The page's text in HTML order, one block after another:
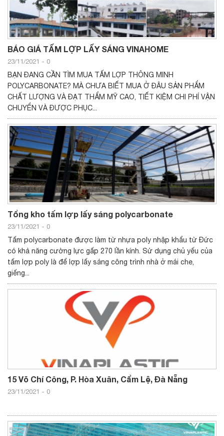
BÁO GIÁ TẤM LỢP LẤY SÁNG VINAHOME
23/11/2021 - 0
BẠN ĐANG CẦN TÌM MUA TẤM LỢP THÔNG MINH
POLYCARBONATE? MÀ CHƯA BIẾT MUA Ở ĐÂU SẢN PHẨM
CHẤT LƯỢNG VÀ ĐẠT THẨM MỸ CAO, TIẾT KIỆM CHI PHÍ VẬN
CHUYỂN VÀ ĐƯỢC PHỤC...
Tổng kho tấm lợp lấy sáng polycarbonate
23/11/2021 - 0
Tấm polycarbonate được làm từ nhựa poly nhập khẩu từ Đức
có khả năng cường lực gấp 270 lần kính. Sử dụng chủ yếu của
tấm lợp poly là để lợp lấy sáng công trình nhà ở mái che,
giếng...
15 Võ Chí Công, P. Hòa Xuân, Cẩm Lệ, Đà Nẵng
23/11/2021 - 0